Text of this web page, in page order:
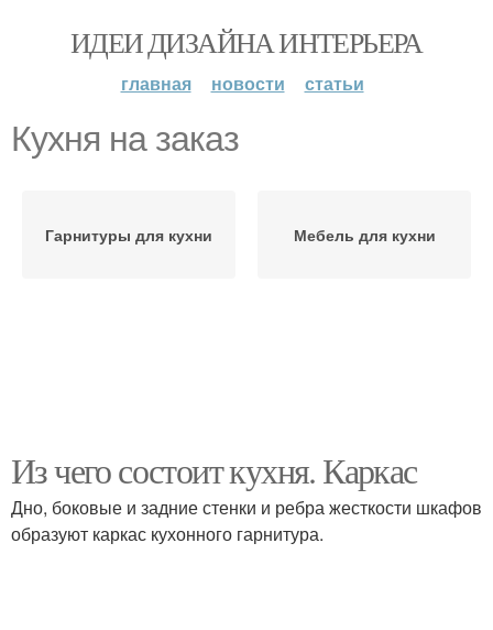
ИДЕИ ДИЗАЙНА ИНТЕРЬЕРА
главная новости статьи
Кухня на заказ
Гарнитуры для кухни Мебель для кухни
Из чего состоит кухня. Каркас
Дно, боковые и задние стенки и ребра жесткости шкафов
образуют каркас кухонного гарнитура.